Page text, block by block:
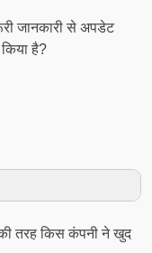
जानकारी से अपडेट
है?
तरह किस कंपनी ने खुद